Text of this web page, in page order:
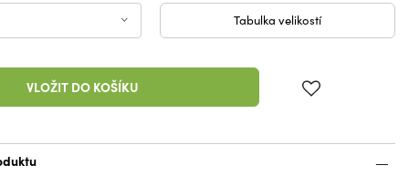
Tabulka velikostí
VLOŽIT DO KOŠÍKU